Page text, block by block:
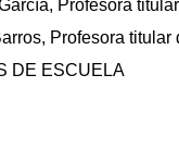
Profesora
Profesora
DE ESCUELA